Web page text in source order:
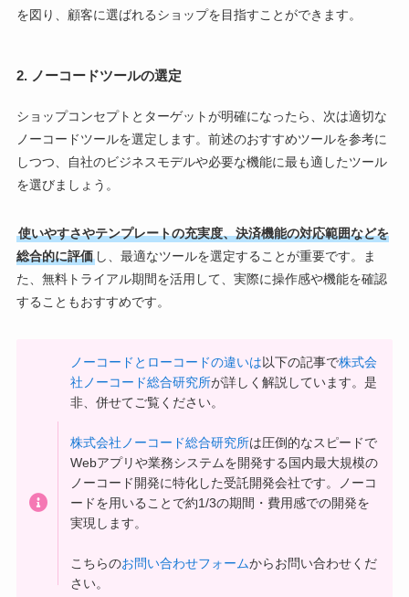
を図り、顧客に選ばれるショップを目指すことができます。
2. ノーコードツールの選定
ショップコンセプトとターゲットが明確になったら、次は適切な
ノーコードツールを選定します。前述のおすすめツールを参考に
しつつ、自社のビジネスモデルや必要な機能に最も適したツール
を選びましょう。
使いやすさやテンプレートの充実度、決済機能の対応範囲などを
総合的に評価し、最適なツールを選定することが重要です。ま
た、無料トライアル期間を活用して、実際に操作感や機能を確認
することもおすすめです。
ノーコードとローコードの違いは以下の記事で株式会
社ノーコード総合研究所が詳しく解説しています。是
非、併せてご覧ください。
株式会社ノーコード総合研究所は圧倒的なスピードで
Webアプリや業務システムを開発する国内最大規模の
ノーコード開発に特化した受託開発会社です。ノーコ
ードを用いることで約1/3の期間・費用感での開発を
実現します。
こちらのお問い合わせフォームからお問い合わせくだ
さい。